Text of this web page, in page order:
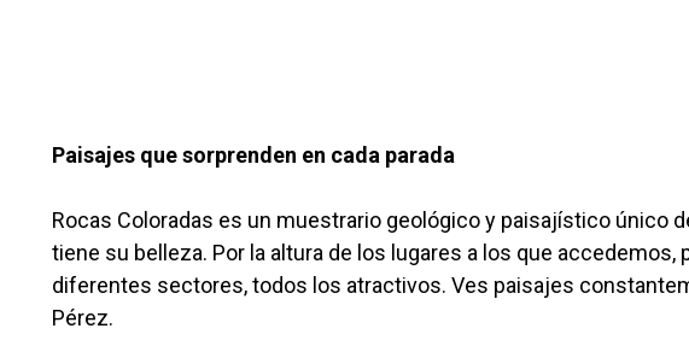
Paisajes que sorprenden en cada parada
Rocas Coloradas es un muestrario geológico y paisajístico único
tiene su belleza. Por la altura de los lugares a los que
diferentes sectores, todos los atractivos. Ves paisajes
Pérez.